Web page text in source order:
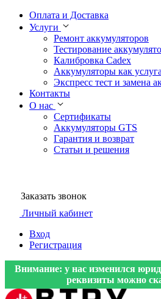
Оплата и Доставка
Услуги
Ремонт аккумуляторов
Тестирование
Калибровка Cadex
Аккумуляторы как услуга
Экспресс тест и замена
Контакты
О нас
Сертификаты
Аккумуляторы GTS
Гарантия и возврат
Статьи и решения
Заказать звонок
Личный кабинет
Вход
Регистрация
Внимание: у нас изменился
реквизиты можно